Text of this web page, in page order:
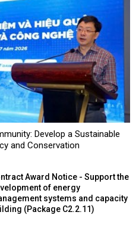
Develop a Sustainable
and Conservation
Award Notice - Support the
of energy
systems and capacity
(Package C2.2.11)